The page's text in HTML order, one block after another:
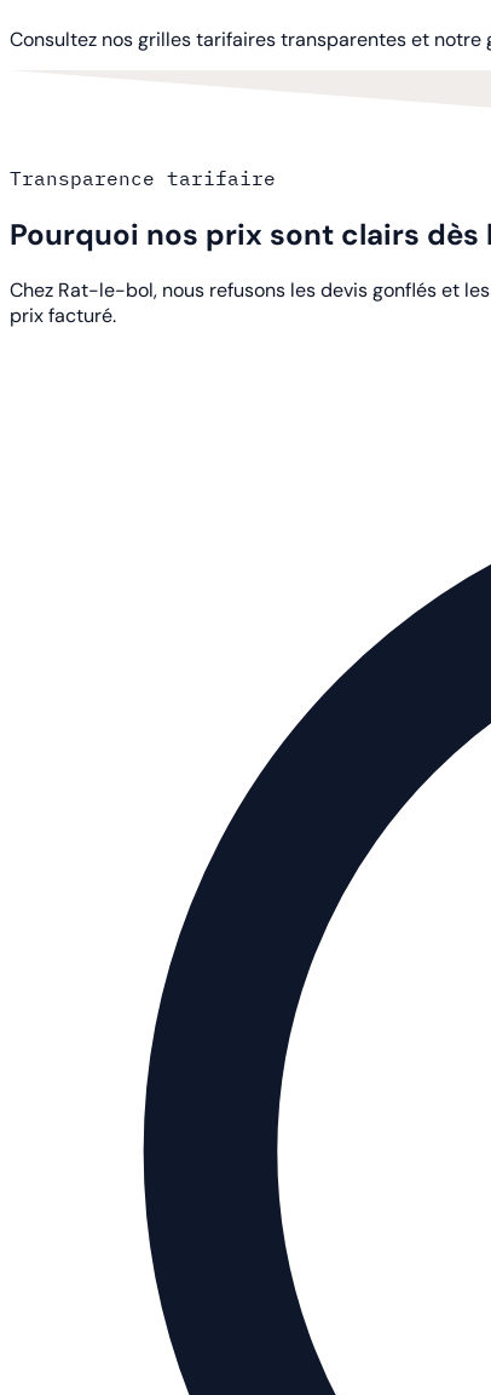
Consultez nos grilles tarifaires transparentes et
Transparence tarifaire
Pourquoi nos prix sont clairs dès
Chez Rat-le-bol, nous refusons les devis gonflés et
prix facturé.